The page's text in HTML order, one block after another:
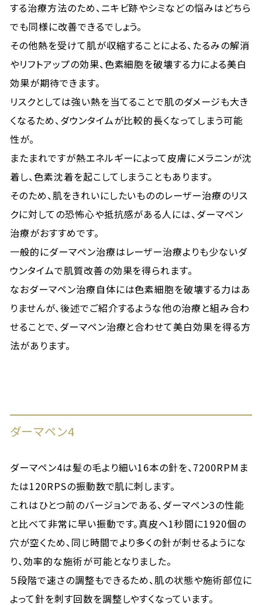
する治療方法のため、ニキビ跡やシミなどの悩みはどちら
でも同様に改善できるでしょう。
その他熱を受けて肌が収縮することによる、たるみの解消
やリフトアップの効果、色素細胞を破壊する力による美白
効果が期待できます。
リスクとしては強い熱を当てることで肌のダメージも大き
くなるため、ダウンタイムが比較的長くなってしまう可能
性が。
またまれですが熱エネルギーによって皮膚にメラニンが沈
着し、色素沈着を起こしてしまうこともあります。
そのため、肌をきれいにしたいもののレーザー治療のリス
クに対しての恐怖心や抵抗感がある人には、ダーマペン
治療がおすすめです。
一般的にダーマペン治療はレーザー治療よりも少ないダ
ウンタイムで肌質改善の効果を得られます。
なおダーマペン治療自体には色素細胞を破壊する力はあ
りませんが、後述でご紹介するような他の治療と組み合わ
せることで、ダーマペン治療と合わせて美白効果を得る方
法があります。
ダーマペン4
ダーマペン4は髪の毛より細い16本の針を、7200RPMま
たは120RPSの振動数で肌に刺します。
これはひとつ前のバージョンである、ダーマペン3の性能
と比べて非常に早い振動です。真皮へ1秒間に1920個の
穴が空くため、同じ時間でより多くの針が刺せるようにな
り、効率的な施術が可能となりました。
５段階で速さの調整もできるため、肌の状態や施術部位に
よって針を刺す回数を調整しやすくなっています。